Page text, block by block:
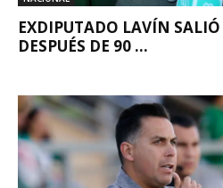
EXDIPUTADO LAVÍN
DESPUÉS DE 90 ...